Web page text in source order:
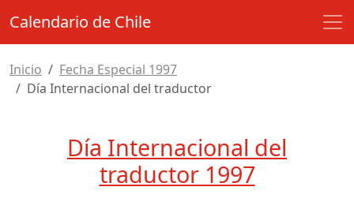
Calendario de Chile
Inicio
Fecha Especial 1997
Día Internacional del traductor
Día Internacional del
traductor 1997